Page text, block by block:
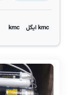
kmc ایگل kmc